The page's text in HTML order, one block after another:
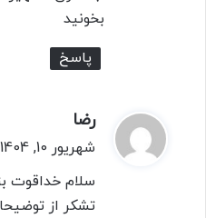
بخونید
پاسخ
رضا
ف
شهریور 10, 1404 در 3:38 ب.ظ
سلام خداقوت
تشکر از